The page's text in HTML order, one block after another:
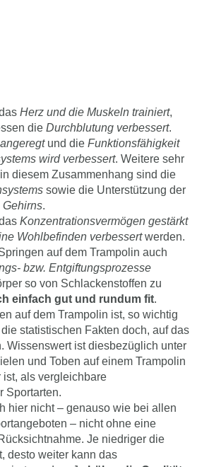
Herz und die Muskeln trainiert,
die Durchblutung verbessert.
und die Funktionsfähigkeit
wird verbessert. Weitere sehr
diesem Zusammenhang sind die
sowie die Unterstützung der
Gehirns.
Konzentrationsvermögen gestärkt
Wohlbefinden verbessertwerden.
auf dem Trampolin auch
bzw. Entgiftungsprozesse
so von Schlackenstoffen zu
einfach gut und rundum fit.
auf dem Trampolin ist, so wichtig
statistischen Fakten doch, auf das
Wissenswert ist diesbezüglich unter
und Toben auf einem Trampolin
als vergleichbare
Sportarten.
hier nicht – genauso wie bei allen
– nicht ohne eine
Je niedriger die
desto weiter kann das